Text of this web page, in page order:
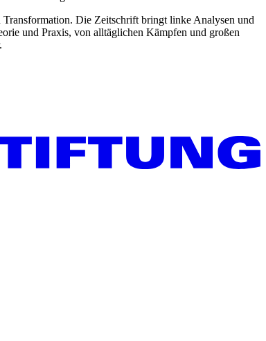
Die Zeitschrift bringt linke Analysen und
und Praxis, von alltäglichen Kämpfen und großen